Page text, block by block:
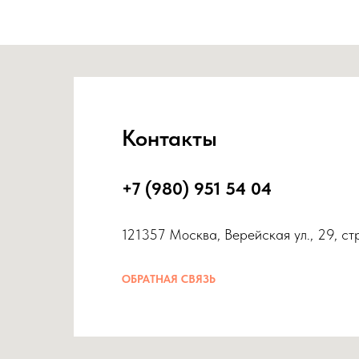
Контакты
+7 (980) 951 54 04
121357 Москва, Верейская ул., 29,
ОБРАТНАЯ СВЯЗЬ